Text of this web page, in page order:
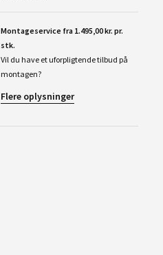
Montageservice fra 1.495,00 kr. pr.
stk.
Vil du have et uforpligtende tilbud på
montagen?
Flere oplysninger